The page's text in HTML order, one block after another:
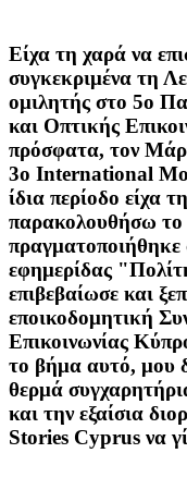
Είχα τη χαρά να
συγκεκριμένα τη
ομιλητής στο 5o
και Οπτικής
πρόσφατα, τον
3o International
ίδια περίοδο είχα
παρακολουθήσω
πραγματοποιήθηκε
εφημερίδας
επιβεβαίωσε και
εποικοδομητική
Επικοινωνίας
το βήμα αυτό, μου
θερμά
και την εξαίσια
Stories Cyprus να